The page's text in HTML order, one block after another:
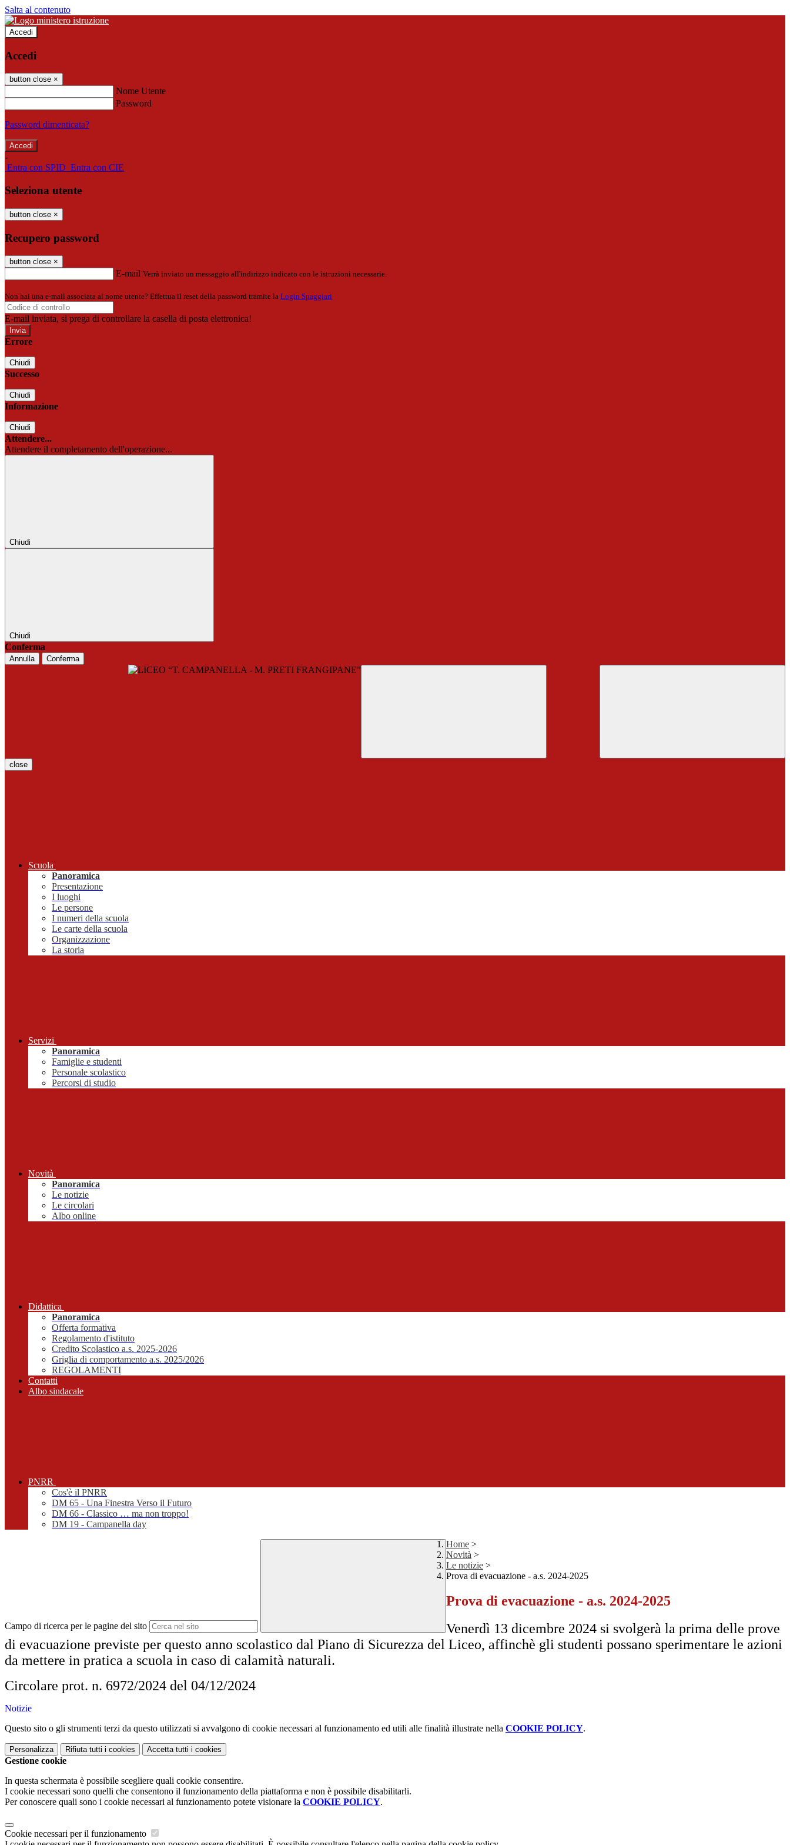
Salta al contenuto
Accedi
Accedi
button close ×
Nome Utente
Password
Password dimenticata?
-
Entra con SPID Entra con CIE
Seleziona utente
button close ×
Recupero password
button close ×
E-mail Verrà inviato un messaggio all'indirizzo indicato con le istruzioni necessarie.
Non hai una e-mail associata al nome utente? Effettua il reset della password tramite la Login Spaggiari
E-mail inviata, si prega di controllare la casella di posta elettronica!
Errore
Chiudi
Successo
Chiudi
Informazione
Chiudi
Attendere...
Attendere il completamento dell'operazione...
Chiudi
Chiudi
Conferma
Annulla Conferma
close
Scuola
Panoramica
Presentazione
I luoghi
Le persone
I numeri della scuola
Le carte della scuola
Organizzazione
La storia
Servizi
Panoramica
Famiglie e studenti
Personale scolastico
Percorsi di studio
Novità
Panoramica
Le notizie
Le circolari
Albo online
Didattica
Panoramica
Offerta formativa
Regolamento d'istituto
Credito Scolastico a.s. 2025-2026
Griglia di comportamento a.s. 2025/2026
REGOLAMENTI
Contatti
Albo sindacale
PNRR
Cos'è il PNRR
DM 65 - Una Finestra Verso il Futuro
DM 66 - Classico … ma non troppo!
DM 19 - Campanella day
Campo di ricerca per le pagine del sito
Home >
Novità >
Le notizie >
Prova di evacuazione - a.s. 2024-2025
Prova di evacuazione - a.s. 2024-2025
Venerdì 13 dicembre 2024 si svolgerà la prima delle prove
di evacuazione previste per questo anno scolastico dal Piano di Sicurezza del Liceo, affinchè gli studenti possano sperimentare le azioni
da mettere in pratica a scuola in caso di calamità naturali.
Circolare prot. n. 6972/2024 del 04/12/2024
Notizie
Questo sito o gli strumenti terzi da questo utilizzati si avvalgono di cookie necessari al funzionamento ed utili alle finalità illustrate nella COOKIE POLICY.
Personalizza Rifiuta tutti i cookies Accetta tutti i cookies
Gestione cookie
In questa schermata è possibile scegliere quali cookie consentire.
I cookie necessari sono quelli che consentono il funzionamento della piattaforma e non è possibile disabilitarli.
Per conoscere quali sono i cookie necessari al funzionamento potete visionare la COOKIE POLICY.
Cookie necessari per il funzionamento